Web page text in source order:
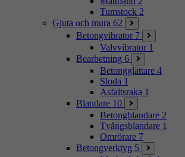
Tumstock 2
Gjuta och mura 62
Betongvibrator 7
Valvvibrator 1
Bearbetning 6
Betongglättare 4
Sloda 1
Asfaltsraka 1
Blandare 10
Betongblandare 2
Tvångsblandare 1
Omrörare 7
Betongverktyg 5